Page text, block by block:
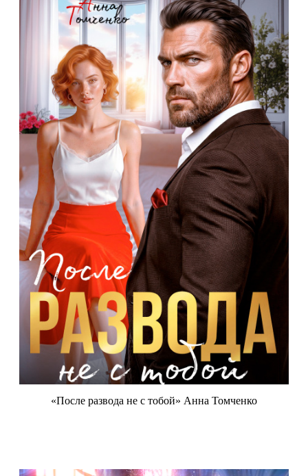
«После развода не с тобой» Анна Томченко